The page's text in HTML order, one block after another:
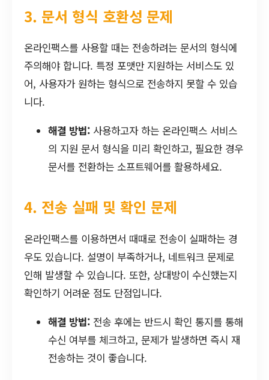
3. 문서 형식 호환성 문제
온라인팩스를 사용할 때는 전송하려는 문서의 형식에
주의해야 합니다. 특정 포맷만 지원하는 서비스도 있
어, 사용자가 원하는 형식으로 전송하지 못할 수 있습
니다.
해결 방법: 사용하고자 하는 온라인팩스 서비스
의 지원 문서 형식을 미리 확인하고, 필요한 경우
문서를 전환하는 소프트웨어를 활용하세요.
4. 전송 실패 및 확인 문제
온라인팩스를 이용하면서 때때로 전송이 실패하는 경
우도 있습니다. 설명이 부족하거나, 네트워크 문제로
인해 발생할 수 있습니다. 또한, 상대방이 수신했는지
확인하기 어려운 점도 단점입니다.
해결 방법: 전송 후에는 반드시 확인 통지를 통해
수신 여부를 체크하고, 문제가 발생하면 즉시 재
전송하는 것이 좋습니다.